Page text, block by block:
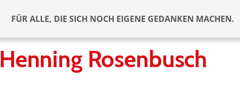
FÜR ALLE, DIE SICH NOCH EIGENE GEDANKEN MACHEN.
Henning Rosenbusch